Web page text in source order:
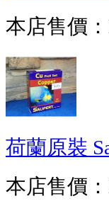
本店售價：
荷蘭原裝
本店售價：